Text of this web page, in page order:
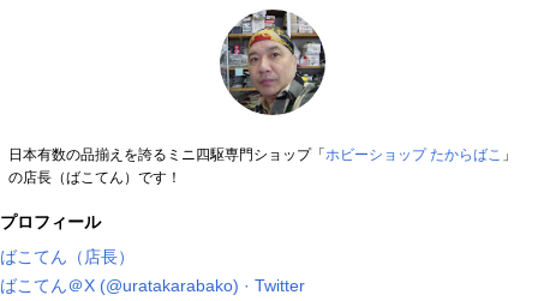
日本有数の品揃えを誇るミニ四駆専門ショップ「 ホビーショップ たからばこ 」
の店長（ばこてん）です！
プロフィール
ばこてん（店長）
ばこてん＠X (@uratakarabako) · Twitter